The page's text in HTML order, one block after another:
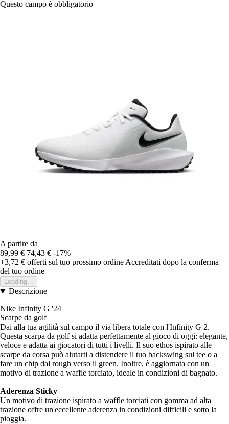
Questo campo è obbligatorio
A partire da
89,99 € 74,43 € -17%
+3,72 € offerti sul tuo prossimo ordine Accreditati dopo la conferma
del tuo ordine
Loading...
Descrizione
Nike Infinity G '24
Scarpe da golf
Dai alla tua agilità sul campo il via libera totale con l'Infinity G 2.
Questa scarpa da golf si adatta perfettamente al gioco di oggi: elegante,
veloce e adatta ai giocatori di tutti i livelli. Il suo ethos ispirato alle
scarpe da corsa può aiutarti a distendere il tuo backswing sul tee o a
fare un chip dal rough verso il green. Inoltre, è aggiornata con un
motivo di trazione a waffle torciato, ideale in condizioni di bagnato.
Aderenza Sticky
Un motivo di trazione ispirato a waffle torciati con gomma ad alta
trazione offre un'eccellente aderenza in condizioni difficili e sotto la
pioggia.